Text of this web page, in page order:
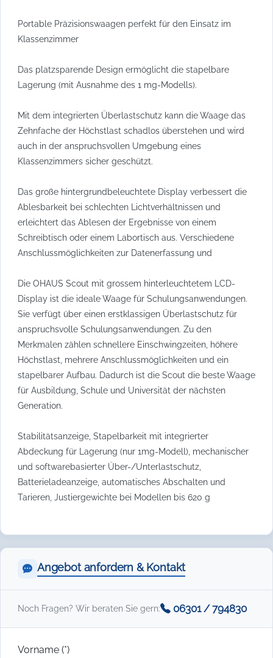
Portable Präzisionswaagen perfekt für den Einsatz im
Klassenzimmer
Das platzsparende Design ermöglicht die stapelbare
Lagerung (mit Ausnahme des 1 mg-Modells).
Mit dem integrierten Überlastschutz kann die Waage das
Zehnfache der Höchstlast schadlos überstehen und wird
auch in der anspruchsvollen Umgebung eines
Klassenzimmers sicher geschützt.
Das große hintergrundbeleuchtete Display verbessert die
Ablesbarkeit bei schlechten Lichtverhältnissen und
erleichtert das Ablesen der Ergebnisse von einem
Schreibtisch oder einem Labortisch aus. Verschiedene
Anschlussmöglichkeiten zur Datenerfassung und
Die OHAUS Scout mit grossem hinterleuchtetem LCD-
Display ist die ideale Waage für Schulungsanwendungen.
Sie verfügt über einen erstklassigen Überlastschutz für
anspruchsvolle Schulungsanwendungen. Zu den
Merkmalen zählen schnellere Einschwingzeiten, höhere
Höchstlast, mehrere Anschlussmöglichkeiten und ein
stapelbarer Aufbau. Dadurch ist die Scout die beste Waage
für Ausbildung, Schule und Universität der nächsten
Generation.
Stabilitätsanzeige, Stapelbarkeit mit integrierter
Abdeckung für Lagerung (nur 1mg-Modell), mechanischer
und softwarebasierter Über-/Unterlastschutz,
Batterieladeanzeige, automatisches Abschalten und
Tarieren, Justiergewichte bei Modellen bis 620 g
Angebot anfordern & Kontakt
Noch Fragen? Wir beraten Sie gern: 06301 / 794830
Vorname (*)